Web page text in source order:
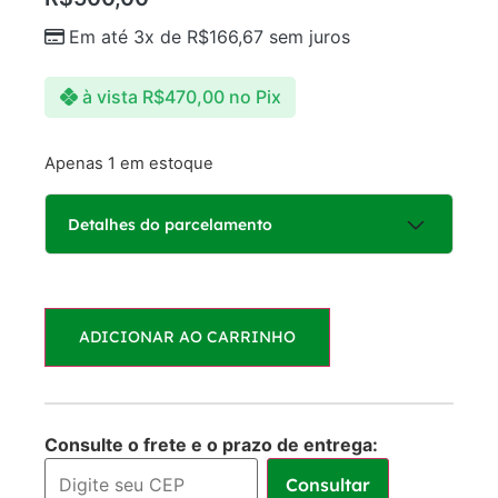
Em até 3x de R$166,67 sem juros
à vista R$470,00 no Pix
Apenas 1 em estoque
Detalhes do parcelamento
1x deR$500,00
sem juros
sem juros
ADICIONAR AO CARRINHO
Consulte o frete e o prazo de entrega:
Consultar